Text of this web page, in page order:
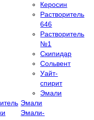
Керосин
Растворитель
646
Растворитель
№1
Скипидар
Сольвент
Уайт-
спирит
Эмали
Эмали
Эмали-